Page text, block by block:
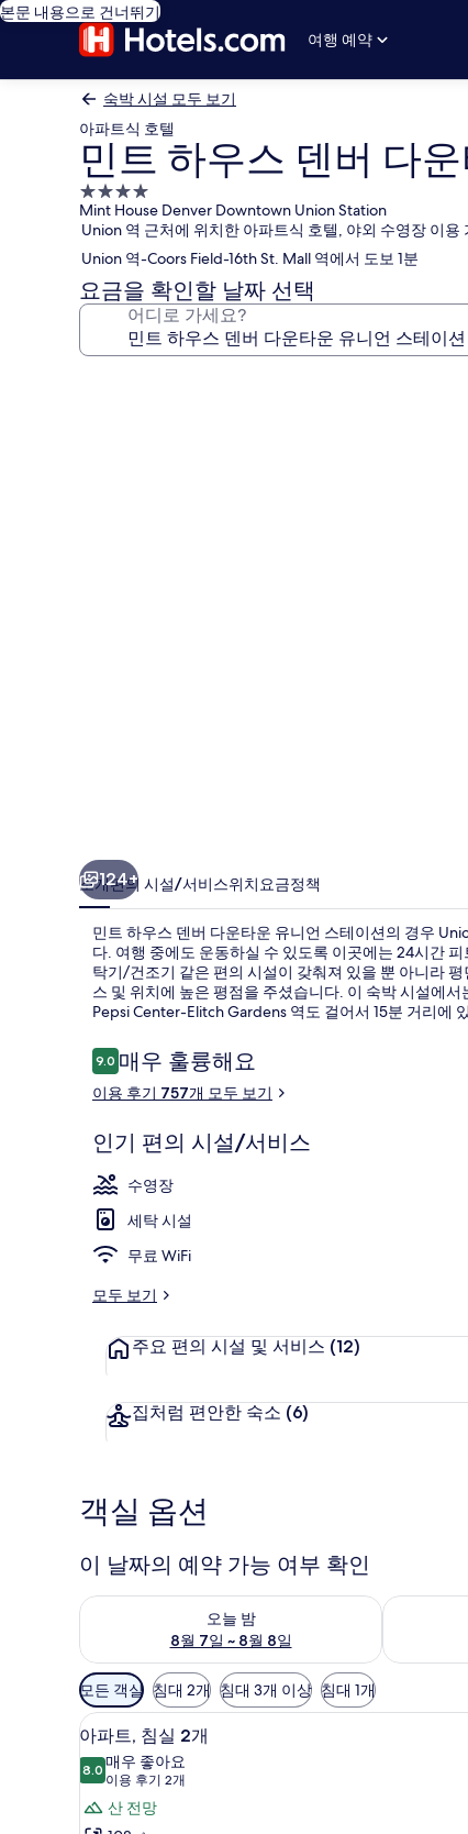
본문 내용으로 건너뛰기
여행 예약
숙박 시설 모두 보기
아파트식 호텔
민트 하우스 덴버 다
4.0
성
급
숙
박
시
Mint House Denver Downtown Union Station
Union 역 근처에 위치한 아파트식 호텔, 야외 수영장 이용
Union 역-Coors Field-16th St. Mall 역에서 도보 1분
요금을 확인할 날짜 선택
어디로 가세요?
스
테
이
션
의
사
진
러
리
124+
소개편의 시설/서비스위치요금정책
민트 하우스 덴버 다운타운 유니언 스테이션의 경우
다. 여행 중에도 운동하실 수 있도록 이곳에는 24시간
탁기/건조기 같은 편의 시설이 갖춰져 있을 뿐 아니라
스 및 위치에 높은 평점을 주셨습니다. 이 숙박 시설에
Pepsi Center-Elitch Gardens 역도 걸어서 15분 거리에
이
용
후
9.010점 만점 중 9.0점.
매우 훌륭해요
이용 후기 757개 모두 보기
인기 편의 시설/서비스
수영장
세탁 시설
무료 WiFi
모두 보기
주요 편의 시설 및 서비스 (12)
집처럼 편안한 숙소 (6)
객실 옵션
이 날짜의 예약 가능 여부 확인
오늘 밤
8월 7일 ~ 8월 8일
오늘 밤 예약 가능 여부 확인, 8월 7일 ~ 8월 8일
내일 예약
객
실
에
사
용
가
능
모든 객실 침대 2개 침대 3개 이상 침대 1개
아
파
트,
침
노트북 작업 공간, 무료
10
아파트, 침실 2개
8.08.0점 만점 중 10점
매우 좋아요
이용 후기 2개
(이
용
산 전망